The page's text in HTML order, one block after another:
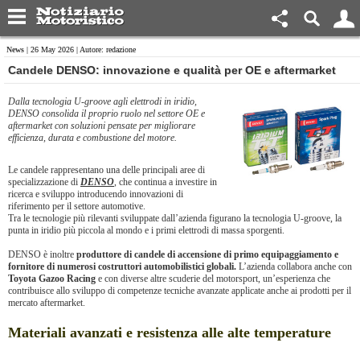
News | 26 May 2026 | Autore: redazione
​Candele DENSO: innovazione e qualità per OE e aftermarket
Dalla tecnologia U-groove agli elettrodi in iridio,
DENSO consolida il proprio ruolo nel settore OE e
aftermarket con soluzioni pensate per migliorare
efficienza, durata e combustione del motore.
Le candele rappresentano una delle principali aree di
specializzazione di DENSO, che continua a investire in
ricerca e sviluppo introducendo innovazioni di
riferimento per il settore automotive.
Tra le tecnologie più rilevanti sviluppate dall’azienda figurano la tecnologia U-groove, la
punta in iridio più piccola al mondo e i primi elettrodi di massa sporgenti.
DENSO è inoltre produttore di candele di accensione di primo equipaggiamento e
fornitore di numerosi costruttori automobilistici globali. L’azienda collabora anche con
Toyota Gazoo Racing e con diverse altre scuderie del motorsport, un’esperienza che
contribuisce allo sviluppo di competenze tecniche avanzate applicate anche ai prodotti per il
mercato aftermarket.
Materiali avanzati e resistenza alle alte temperature